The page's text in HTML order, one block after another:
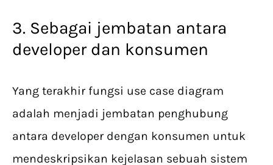
3. Sebagai jembatan antara
developer dan konsumen
Yang terakhir fungsi use case diagram
adalah menjadi jembatan penghubung
antara developer dengan konsumen untuk
mendeskripsikan kejelasan sebuah sistem